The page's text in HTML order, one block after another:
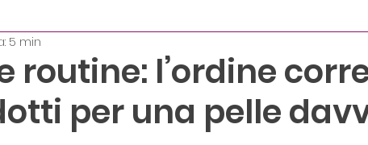
Mindset - Mentalità Vincente
Promozioni massaggio Lash
routine: l’ordine
per una pelle
5 min